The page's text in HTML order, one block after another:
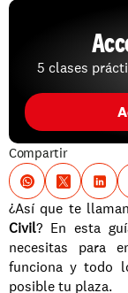
5 clases
Compartir
¿Así que te
Civil? En esta
necesitas para
funciona y todo
posible tu plaza.